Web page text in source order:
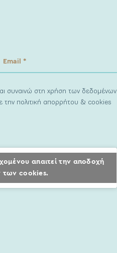
συναινώ στη χρήση των δεδομένων
πολιτική απορρήτου & cookies
απαιτεί την αποδοχή
των cookies.